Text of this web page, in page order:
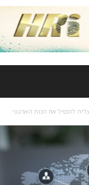
להכפיל את הכוח הארגוני